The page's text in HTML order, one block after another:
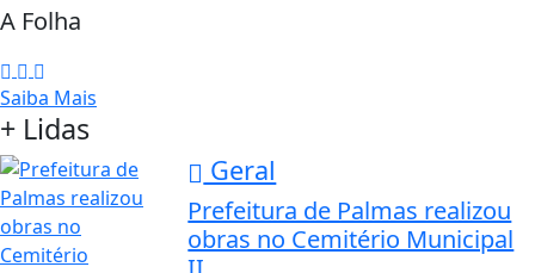
A Folha
Saiba Mais
+ Lidas
Geral
Prefeitura de Palmas realizou
obras no Cemitério Municipal